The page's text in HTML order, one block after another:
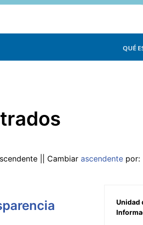
QUÉ
|| Cambiar ascendente por:
Unidad